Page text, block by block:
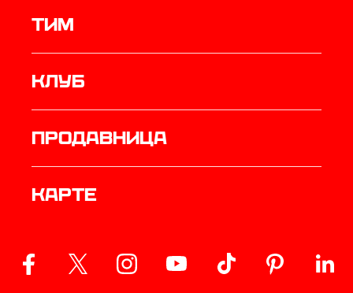
ТИМ
Клуб
продавница
Карте